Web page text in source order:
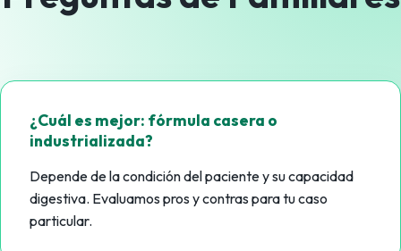
¿Cuál es mejor: fórmula casera o
industrializada?
Depende de la condición del paciente y su capacidad
digestiva. Evaluamos pros y contras para tu caso
particular.